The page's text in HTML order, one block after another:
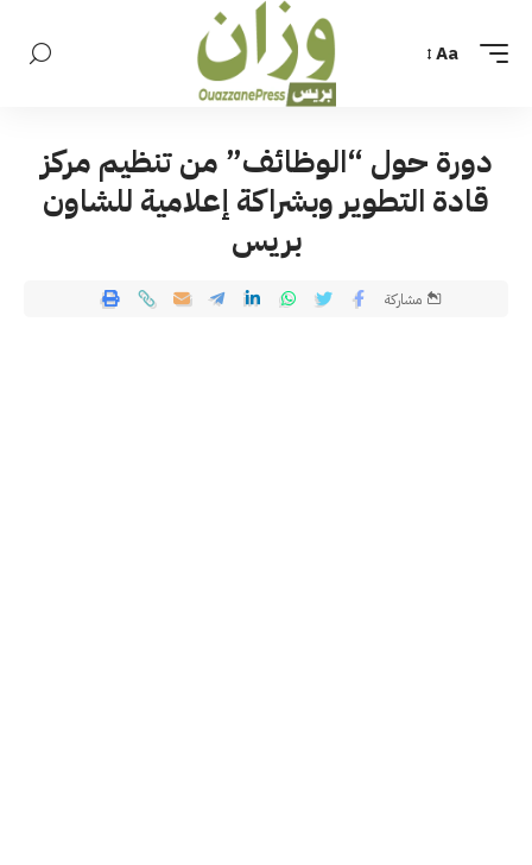
Aa
دورة حول “الوظائف” من تنظيم مركز
قادة التطوير وبشراكة إعلامية للشاون
بريس
مشاركة